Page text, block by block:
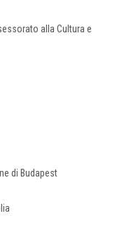
alla Cultura e
di Budapest